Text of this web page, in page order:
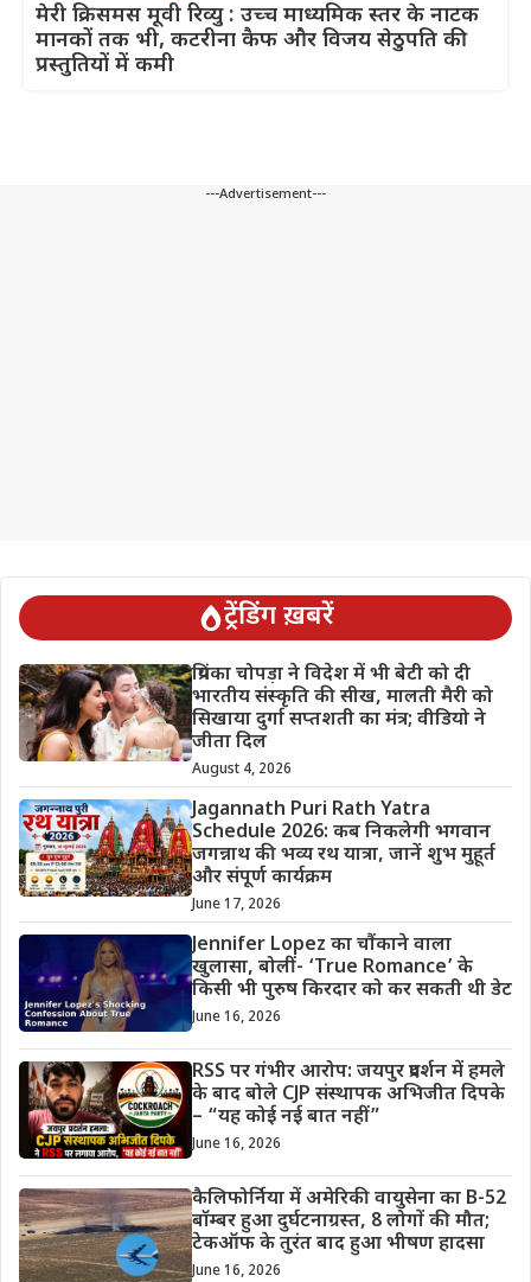
मेरी क्रिसमस मूवी रिव्यु : उच्च माध्यमिक स्तर के नाटक
मानकों तक भी, कटरीना कैफ और विजय सेठुपति की
प्रस्तुतियों में कमी
---Advertisement---
ट्रेंडिंग ख़बरें
प्रियंका चोपड़ा ने विदेश में भी बेटी को दी
भारतीय संस्कृति की सीख, मालती मैरी को
सिखाया दुर्गा सप्तशती का मंत्र; वीडियो ने
जीता दिल
August 4, 2026
Jagannath Puri Rath Yatra
Schedule 2026: कब निकलेगी भगवान
जगन्नाथ की भव्य रथ यात्रा, जानें शुभ मुहूर्त
और संपूर्ण कार्यक्रम
June 17, 2026
Jennifer Lopez का चौंकाने वाला
खुलासा, बोलीं- ‘True Romance’ के
किसी भी पुरुष किरदार को कर सकती थी डेट
June 16, 2026
RSS पर गंभीर आरोप: जयपुर प्रदर्शन में हमले
के बाद बोले CJP संस्थापक अभिजीत दिपके
– “यह कोई नई बात नहीं”
June 16, 2026
कैलिफोर्निया में अमेरिकी वायुसेना का B-52
बॉम्बर हुआ दुर्घटनाग्रस्त, 8 लोगों की मौत;
टेकऑफ के तुरंत बाद हुआ भीषण हादसा
June 16, 2026